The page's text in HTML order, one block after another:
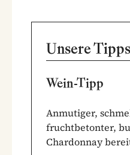
Unsere Tipps
Wein-Tipp
Anmutiger,
fruchtbetonter,
Chardonnay